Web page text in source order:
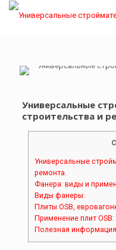
Универсальные
строительства и
Универсальные
ремонта.
Фанера: виды и
Виды фанеры:
Плиты OSB,
Применение плит OSB:
Полезная